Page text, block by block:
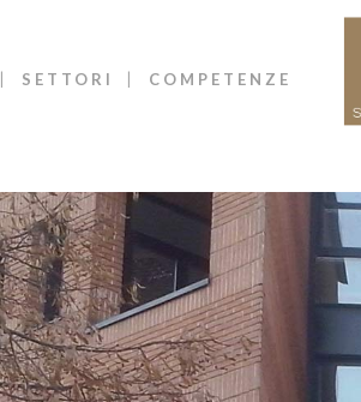
SETTORI COMPETENZE